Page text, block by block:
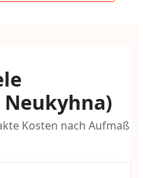
Kosten nach Aufmaß